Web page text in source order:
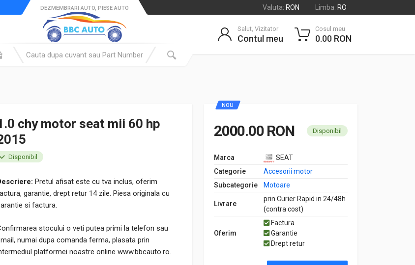
Valuta: RON Limba: RO
DEZMEMBRARI AUTO, PIESE AUTO
Salut, Vizitator
Contul meu
Cosul meu
0.00 RON
chy motor seat mii 60 hp
Disponibil
Pretul afisat este cu tva inclus, oferim
garantie, drept retur 14 zile. Piesa originala cu
si factura.
stocului o veti putea primi la telefon sau
numai dupa comanda ferma, plasata prin
platformei noastre online www.bbcauto.ro.
NOU
2000.00 RON Disponibil
Marca
SEAT
Categorie
Accesorii motor
Subcategorie
Motoare
Livrare
prin Curier Rapid in 24/48h
(contra cost)
Oferim
Factura
Garantie
Drept retur